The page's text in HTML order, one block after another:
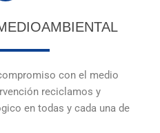
con el medio
reciclamos y
en todas y cada una de